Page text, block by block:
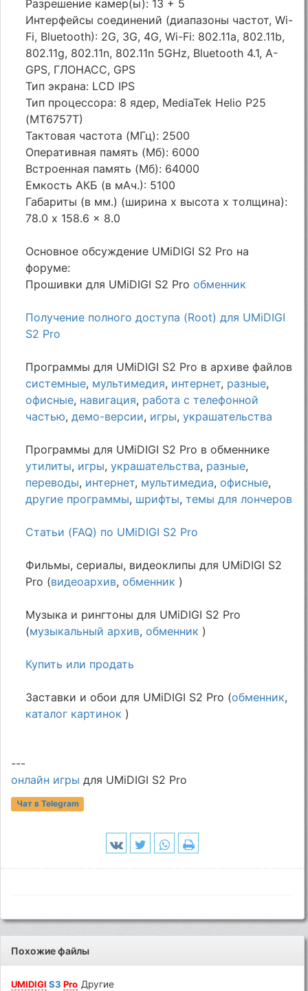
Разрешение камер(ы): 13 + 5
Интерфейсы соединений (диапазоны частот, Wi-
Fi, Bluetooth): 2G, 3G, 4G, Wi-Fi: 802.11a, 802.11b,
802.11g, 802.11n, 802.11n 5GHz, Bluetooth 4.1, A-
GPS, ГЛОНАСС, GPS
Тип экрана: LCD IPS
Тип процессора: 8 ядер, MediaTek Helio P25
(MT6757T)
Тактовая частота (МГц): 2500
Оперативная память (Мб): 6000
Встроенная память (Мб): 64000
Емкость АКБ (в мАч.): 5100
Габариты (в мм.) (ширина х высота х толщина):
78.0 x 158.6 x 8.0
Основное обсуждение UMiDIGI S2 Pro на
форуме:
Прошивки для UMiDIGI S2 Proобменник
Получение полного доступа (Root) для UMiDIGI
S2 Pro
Программы для UMiDIGI S2 Pro в архиве файлов
системные, мультимедия, интернет, разные,
офисные, навигация, работа с телефонной
частью,демо-версии, игры,украшательства
Программы для UMiDIGI S2 Pro в обменнике
утилиты, игры,украшательства, разные,
переводы, интернет, мультимедиа,офисные,
другие программы, шрифты,темы для лончеров
Статьи (FAQ) по UMiDIGI S2 Pro
Фильмы, сериалы, видеоклипы для UMiDIGI S2
Pro (видеоархив,обменник )
Музыка и рингтоны для UMiDIGI S2 Pro
(музыкальный архив,обменник )
Купить или продать
Заставки и обои для UMiDIGI S2 Pro (обменник,
каталог картинок )
---
онлайн игры для UMiDIGI S2 Pro
Чат в Telegram
Похожие файлы
UMIDIGI S3Pro Другие